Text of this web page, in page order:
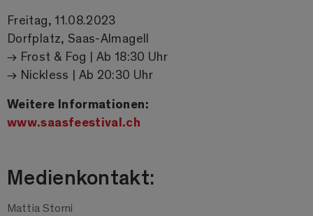
Freitag, 11.08.2023
Dorfplatz, Saas-Almagell
→ Frost & Fog | Ab 18:30 Uhr
→ Nickless | Ab 20:30 Uhr
Weitere Informationen:
www.saasfeestival.ch
Medienkontakt:
Mattia Storni